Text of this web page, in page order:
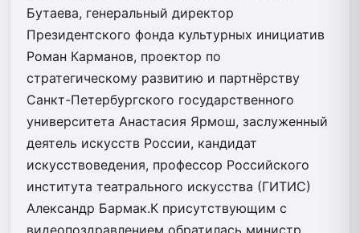
Бутаева, генеральный директор
Президентского фонда культурных инициатив
Роман Карманов, проектор по
стратегическому развитию и партнёрству
Санкт-Петербургского государственного
университета Анастасия Ярмош, заслуженный
деятель искусств России, кандидат
искусствоведения, профессор Российского
института театрального искусства (ГИТИС)
Александр Бармак.К присутствующим с
видеопоздравлением обратилась министр